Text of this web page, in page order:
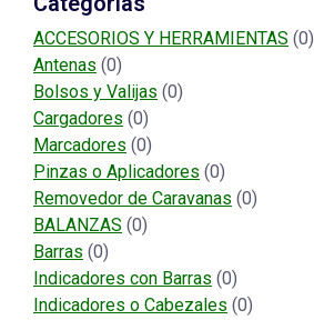
ACCESORIOS Y HERRAMIENTAS (0)
Antenas (0)
Bolsos y Valijas (0)
Cargadores (0)
Marcadores (0)
Pinzas o Aplicadores (0)
Removedor de Caravanas (0)
BALANZAS (0)
Barras (0)
Indicadores con Barras (0)
Indicadores o Cabezales (0)